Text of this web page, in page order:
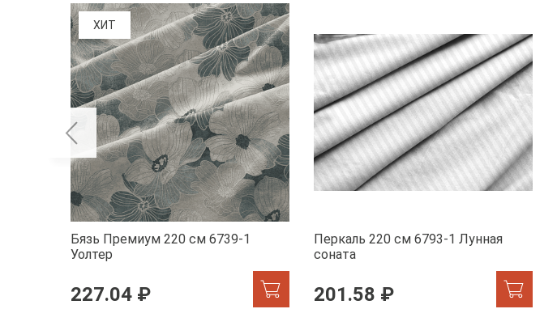
ХИТ
Бязь Премиум 220 см 6739-1
Уолтер
227.04 ₽
Перкаль 220 см 6793-1 Лунная
соната
201.58 ₽